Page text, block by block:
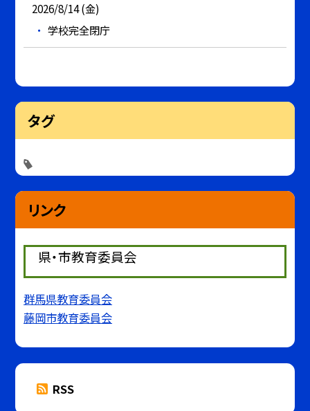
2026/8/14 (金)
学校完全閉庁
タグ
リンク
県・市教育委員会
群馬県教育委員会
藤岡市教育委員会
RSS